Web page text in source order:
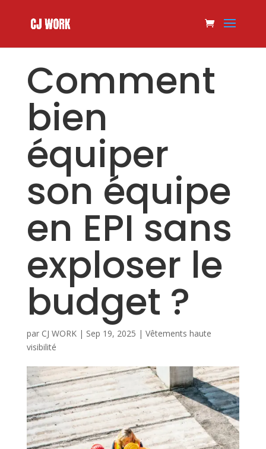
Comment
bien
équiper
son équipe
en EPI sans
exploser le
budget ?
par CJ WORK| Sep 19, 2025 | Vêtements haute
visibilité